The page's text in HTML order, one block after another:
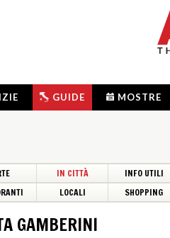
GUIDE MOSTRE
IN CITTÀ
INFO UTILI
LOCALI SHOPPING
GAMBERINI